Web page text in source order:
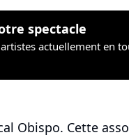
spectacle
actuellement en
Obispo. Cette